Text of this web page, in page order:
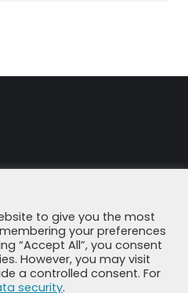
to give you the most
your preferences
“Accept All”, you consent
However, you may visit
a controlled consent. For
security.